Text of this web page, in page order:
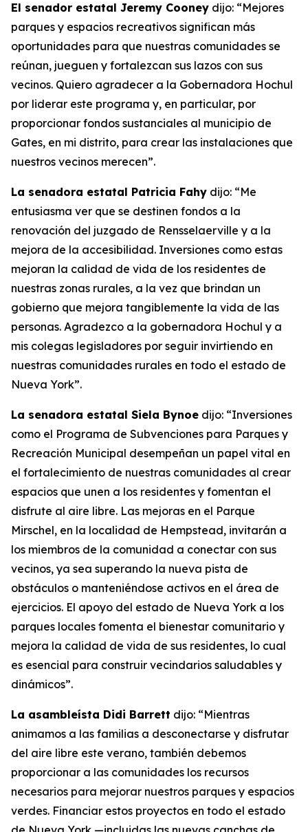
El senador estatal Jeremy Cooney dijo: “Mejores
parques y espacios recreativos significan más
oportunidades para que nuestras comunidades se
reúnan, jueguen y fortalezcan sus lazos con sus
vecinos. Quiero agradecer a la Gobernadora Hochul
por liderar este programa y, en particular, por
proporcionar fondos sustanciales al municipio de
Gates, en mi distrito, para crear las instalaciones que
nuestros vecinos merecen”.
La senadora estatal Patricia Fahy dijo: “Me
entusiasma ver que se destinen fondos a la
renovación del juzgado de Rensselaerville y a la
mejora de la accesibilidad. Inversiones como estas
mejoran la calidad de vida de los residentes de
nuestras zonas rurales, a la vez que brindan un
gobierno que mejora tangiblemente la vida de las
personas. Agradezco a la gobernadora Hochul y a
mis colegas legisladores por seguir invirtiendo en
nuestras comunidades rurales en todo el estado de
Nueva York”.
La senadora estatal Siela Bynoe dijo: “Inversiones
como el Programa de Subvenciones para Parques y
Recreación Municipal desempeñan un papel vital en
el fortalecimiento de nuestras comunidades al crear
espacios que unen a los residentes y fomentan el
disfrute al aire libre. Las mejoras en el Parque
Mirschel, en la localidad de Hempstead, invitarán a
los miembros de la comunidad a conectar con sus
vecinos, ya sea superando la nueva pista de
obstáculos o manteniéndose activos en el área de
ejercicios. El apoyo del estado de Nueva York a los
parques locales fomenta el bienestar comunitario y
mejora la calidad de vida de sus residentes, lo cual
es esencial para construir vecindarios saludables y
dinámicos”.
La asambleísta Didi Barrett dijo: “Mientras
animamos a las familias a desconectarse y disfrutar
del aire libre este verano, también debemos
proporcionar a las comunidades los recursos
necesarios para mejorar nuestros parques y espacios
verdes. Financiar estos proyectos en todo el estado